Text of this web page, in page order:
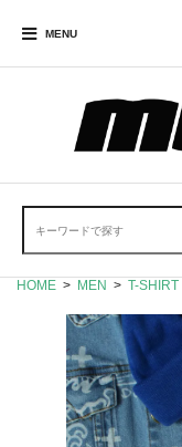
MENU
HOME > MEN > T-SHIRT